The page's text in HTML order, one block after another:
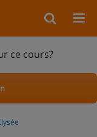
ce cours?